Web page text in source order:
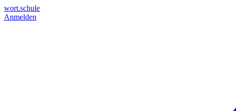
wort.schule
Anmelden